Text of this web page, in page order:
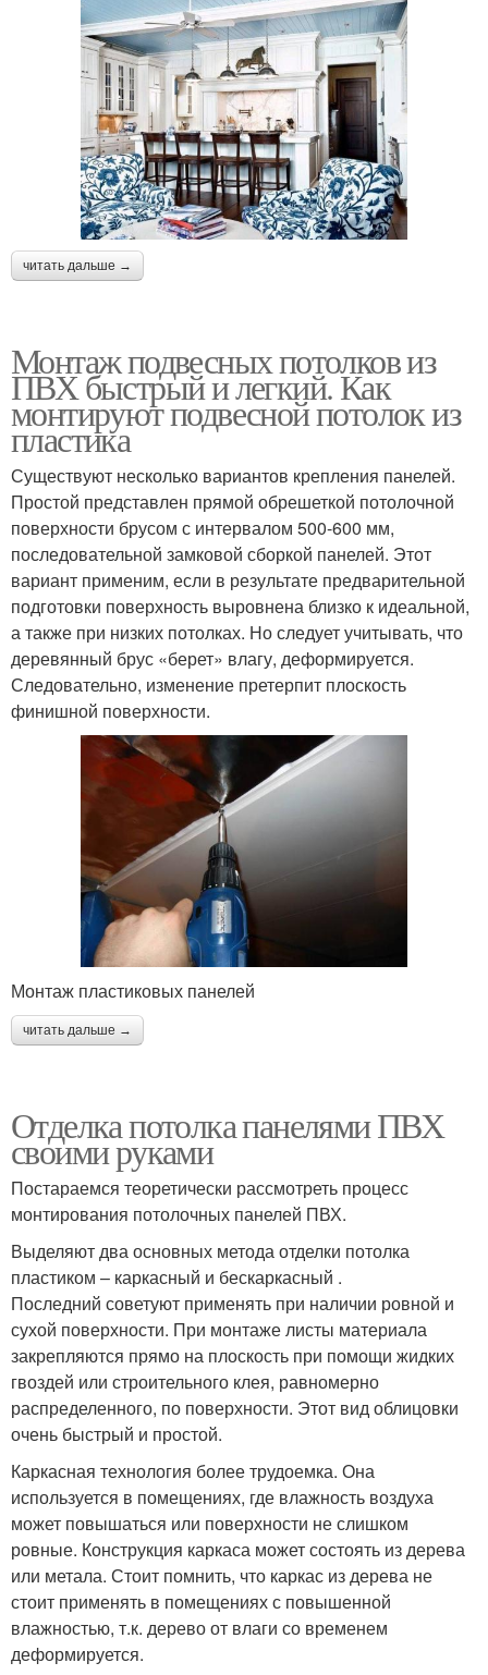
читать дальше →
Монтаж подвесных потолков из
ПВХ быстрый и легкий. Как
монтируют подвесной потолок из
пластика
Существуют несколько вариантов крепления панелей.
Простой представлен прямой обрешеткой потолочной
поверхности брусом с интервалом 500-600 мм,
последовательной замковой сборкой панелей. Этот
вариант применим, если в результате предварительной
подготовки поверхность выровнена близко к идеальной,
а также при низких потолках. Но следует учитывать, что
деревянный брус «берет» влагу, деформируется.
Следовательно, изменение претерпит плоскость
финишной поверхности.
Монтаж пластиковых панелей
читать дальше →
Отделка потолка панелями ПВХ
своими руками
Постараемся теоретически рассмотреть процесс
монтирования потолочных панелей ПВХ.
Выделяют два основных метода отделки потолка
пластиком – каркасный и бескаркасный .
Последний советуют применять при наличии ровной и
сухой поверхности. При монтаже листы материала
закрепляются прямо на плоскость при помощи жидких
гвоздей или строительного клея, равномерно
распределенного, по поверхности. Этот вид облицовки
очень быстрый и простой.
Каркасная технология более трудоемка. Она
используется в помещениях, где влажность воздуха
может повышаться или поверхности не слишком
ровные. Конструкция каркаса может состоять из дерева
или метала. Стоит помнить, что каркас из дерева не
стоит применять в помещениях с повышенной
влажностью, т.к. дерево от влаги со временем
деформируется.